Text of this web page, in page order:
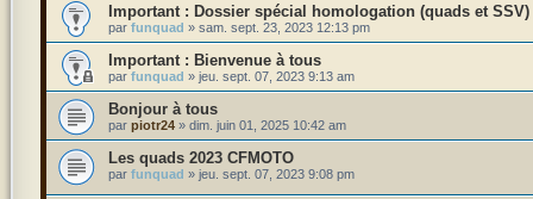
Dossier spécial homologation (quads et SSV)
par funquad » sam. sept. 23, 2023 12:13 pm
Bienvenue à tous
par funquad » jeu. sept. 07, 2023 9:13 am
Bonjour à tous
par piotr24» dim. juin 01, 2025 10:42 am
Les quads 2023 CFMOTO
par funquad » jeu. sept. 07, 2023 9:08 pm